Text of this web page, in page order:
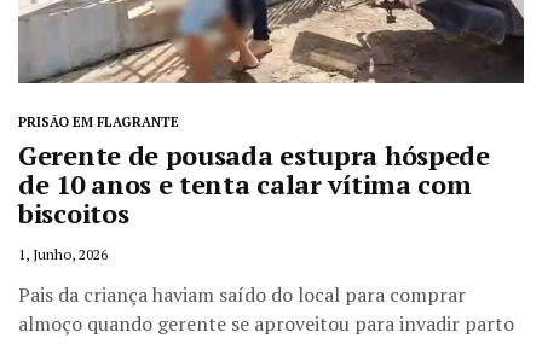
PRISÃO EM FLAGRANTE
Gerente de pousada estupra hóspede
de 10 anos e tenta calar vítima com
biscoitos
1, Junho, 2026
Pais da criança haviam saído do local para comprar
almoço quando gerente se aproveitou para invadir parto